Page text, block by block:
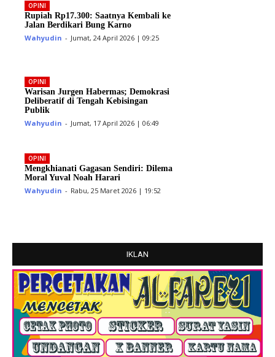
OPINI
Rupiah Rp17.300: Saatnya Kembali ke
Jalan Berdikari Bung Karno
Wahyudin - Jumat, 24 April 2026 | 09:25
OPINI
Warisan Jurgen Habermas; Demokrasi
Deliberatif di Tengah Kebisingan
Publik
Wahyudin - Jumat, 17 April 2026 | 06:49
OPINI
Mengkhianati Gagasan Sendiri: Dilema
Moral Yuval Noah Harari
Wahyudin - Rabu, 25 Maret 2026 | 19:52
IKLAN